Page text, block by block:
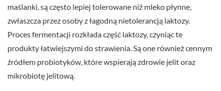
maślanki, są często lepiej tolerowane niż mleko płynne,
zwłaszcza przez osoby z łagodną nietolerancją laktozy.
Proces fermentacji rozkłada część laktozy, czyniąc te
produkty łatwiejszymi do strawienia. Są one również cennym
źródłem probiotyków, które wspierają zdrowie jelit oraz
mikrobiotę jelitową.